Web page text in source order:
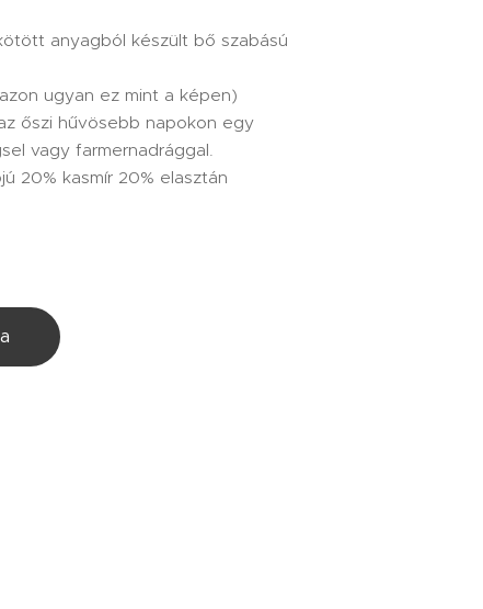
anyagból készült bő szabású
ugyan ez mint a képen)
őszi hűvösebb napokon egy
vagy farmernadrággal.
20% kasmír 20% elasztán